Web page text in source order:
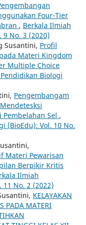
Four-Tier
, Berkala Ilmiah
9 No. 3 (2020)
Susantini, Profil
Materi Kingdom
Multiple Choice
Biologi
Pengembangam
Sel ,
(BioEdu): Vol. 10 No.
Materi Pewarisan
Berpikir Kritis
Ilmiah
No. 2 (2022)
KELAYAKAN
PADA MATERI